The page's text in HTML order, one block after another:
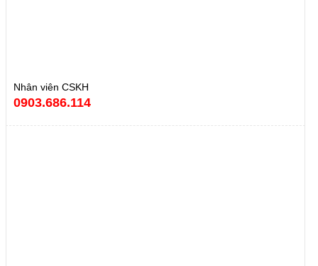
Nhân viên CSKH
0903.686.114